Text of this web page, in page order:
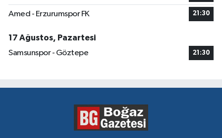
Amed - Erzurumspor FK 21:30
17 Ağustos, Pazartesi
Samsunspor - Göztepe
21:30